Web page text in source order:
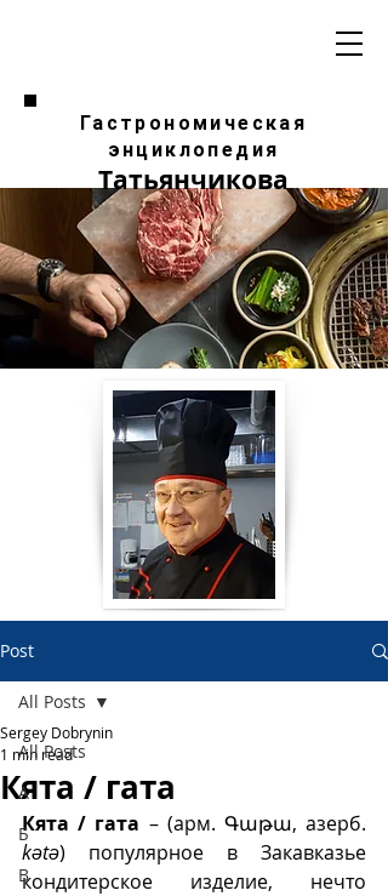
Гастрономическая
энциклопедия
Татьянчикова
Post
All Posts
А
Б
В
All Posts
Кята / гата
Sergey Dobrynin
1 min read
Кята / гата – (арм.
kətə) популярное в Закавказье
кондитерское изделие, нечто